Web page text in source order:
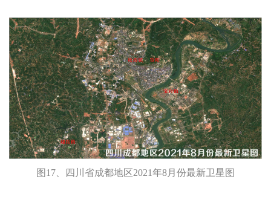
图17、四川省成都地区2021年8月份最新卫星图